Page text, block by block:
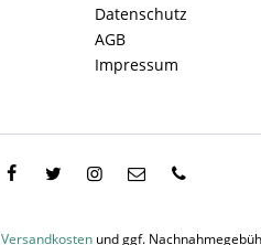
Datenschutz
AGB
Impressum
Versandkostenund ggf.